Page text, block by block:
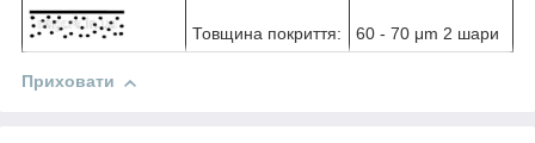
Товщина покриття: 60 - 70 μm 2 шари
Приховати